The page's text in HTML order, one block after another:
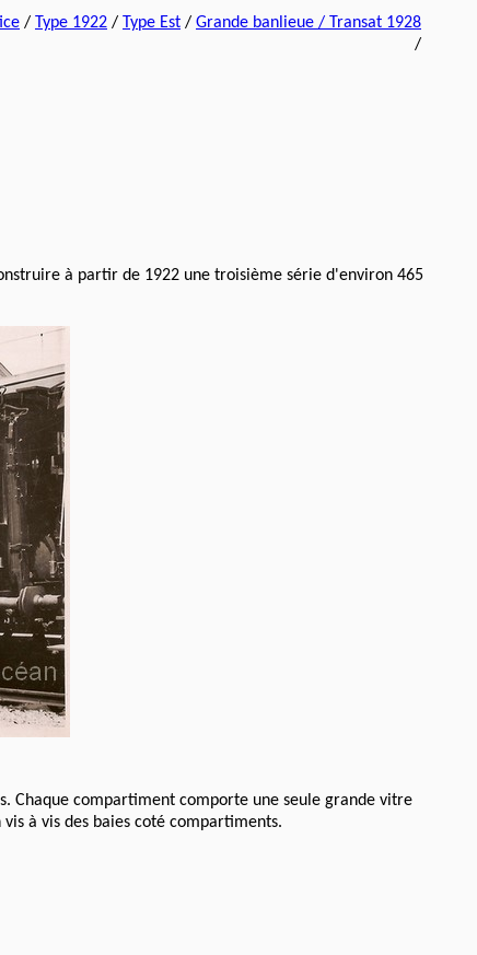
/ Type 1922 / Type Est / Grande banlieue / Transat 1928
/
à partir de 1922 une troisième série d'environ 465
Chaque compartiment comporte une seule grande vitre
à vis des baies coté compartiments.